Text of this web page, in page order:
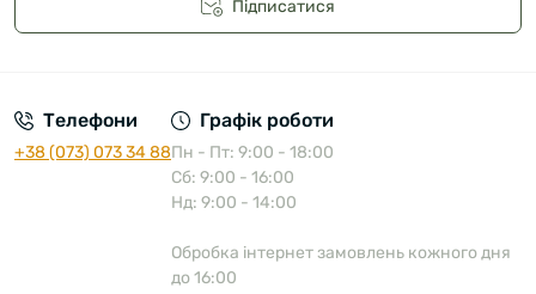
Підписатися
Телефони
+38 (073) 073 34 88
Графік роботи
Пн - Пт: 9:00 - 18:00
Сб: 9:00 - 16:00
Нд: 9:00 - 14:00
Обробка інтернет замовлень кожного дня
до 16:00